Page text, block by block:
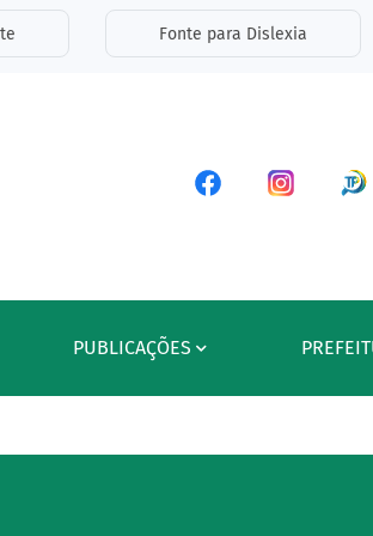
Fonte para Dislexia
Acessar a
PUBLICAÇÕES